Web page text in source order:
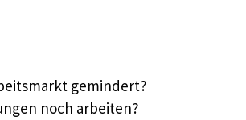
gemindert?
noch arbeiten?